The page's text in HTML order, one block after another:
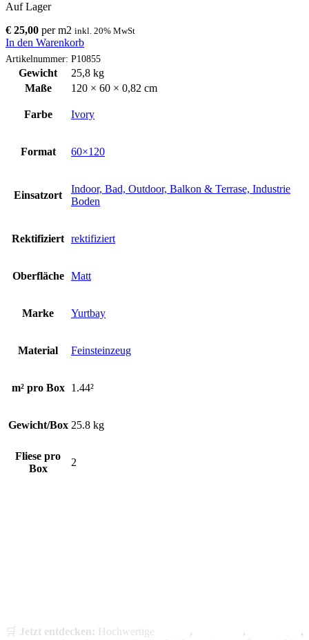
Auf Lager
€ 25,00 perm2 inkl. 20% MwSt
Fliese
QUEST
Ivory
60X120
In den Warenkorb
Artikelnummer: P10855
Gewicht
25,8 kg
Maße
120 × 60 × 0,82 cm
Farbe Ivory
Format 60×120
Einsatzort
Indoor, Bad, Outdoor, Balkon & Terrase, Industrie
Boden
Rektifiziert rektifiziert
Oberfläche Matt
Marke Yurtbay
Material Feinsteinzeug
m² pro Box 1.44²
Gewicht/Box 25.8 kg
Fliese pro
Box
2
🛒 Jetzt entdecken: Hochwertige , ,
,